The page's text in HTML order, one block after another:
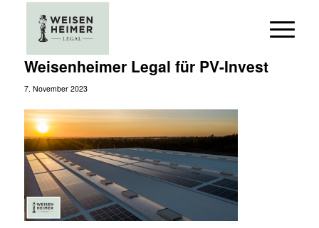
Weisenheimer Legal für PV-Invest
7. November 2023